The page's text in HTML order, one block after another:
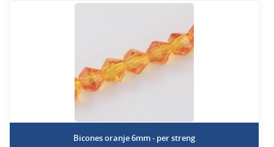
Bicones oranje 6mm - per streng